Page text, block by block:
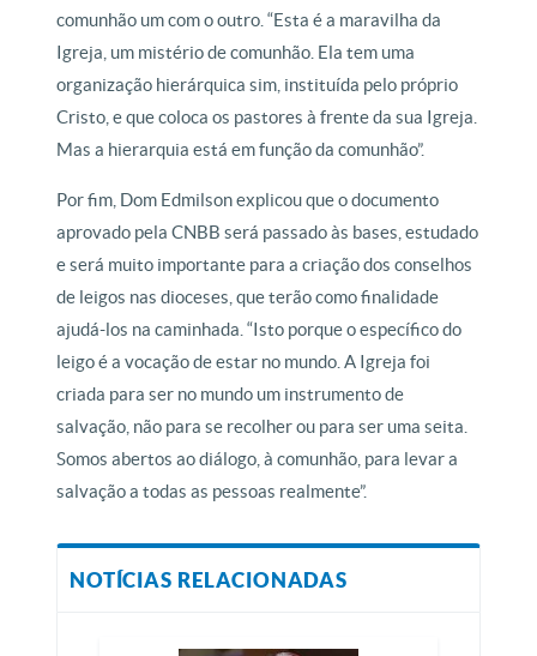
comunhão um com o outro. “Esta é a maravilha da
Igreja, um mistério de comunhão. Ela tem uma
organização hierárquica sim, instituída pelo próprio
Cristo, e que coloca os pastores à frente da sua Igreja.
Mas a hierarquia está em função da comunhão”.
Por fim, Dom Edmilson explicou que o documento
aprovado pela CNBB será passado às bases, estudado
e será muito importante para a criação dos conselhos
de leigos nas dioceses, que terão como finalidade
ajudá-los na caminhada. “Isto porque o específico do
leigo é a vocação de estar no mundo. A Igreja foi
criada para ser no mundo um instrumento de
salvação, não para se recolher ou para ser uma seita.
Somos abertos ao diálogo, à comunhão, para levar a
salvação a todas as pessoas realmente”.
NOTÍCIAS RELACIONADAS